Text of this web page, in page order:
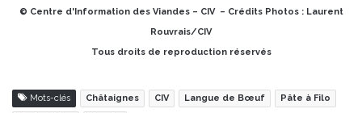
© Centre d'Information des Viandes – CIV – Crédits Photos : Laurent
Rouvrais/CIV
Tous droits de reproduction réservés
Mots-clés Châtaignes CIV Langue de Bœuf Pâte à Filo